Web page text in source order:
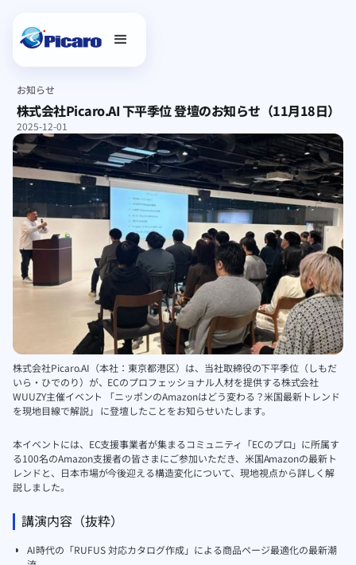
お知らせ
株式会社Picaro.AI 下平季位 登壇のお知らせ（11月18日）
2025-12-01
株式会社Picaro.AI（本社：東京都港区）は、当社取締役の下平季位（しもだ
いら・ひでのり）が、ECのプロフェッショナル人材を提供する株式会社
WUUZY主催イベント 「ニッポンのAmazonはどう変わる？米国最新トレンド
を現地目線で解説」 に登壇したことをお知らせいたします。
本イベントには、EC支援事業者が集まるコミュニティ「ECのプロ」に所属す
る100名のAmazon支援者の皆さまにご参加いただき、米国Amazonの最新ト
レンドと、日本市場が今後迎える構造変化について、現地視点から詳しく解
説しました。
講演内容（抜粋）
AI時代の「RUFUS 対応カタログ作成」による商品ページ最適化の最新潮